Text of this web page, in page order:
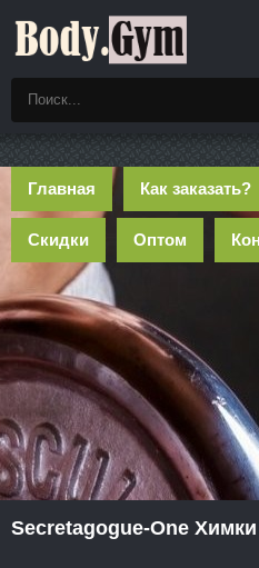
Главная Как заказать?
Скидки Оптом
Secretagogue-One Химки